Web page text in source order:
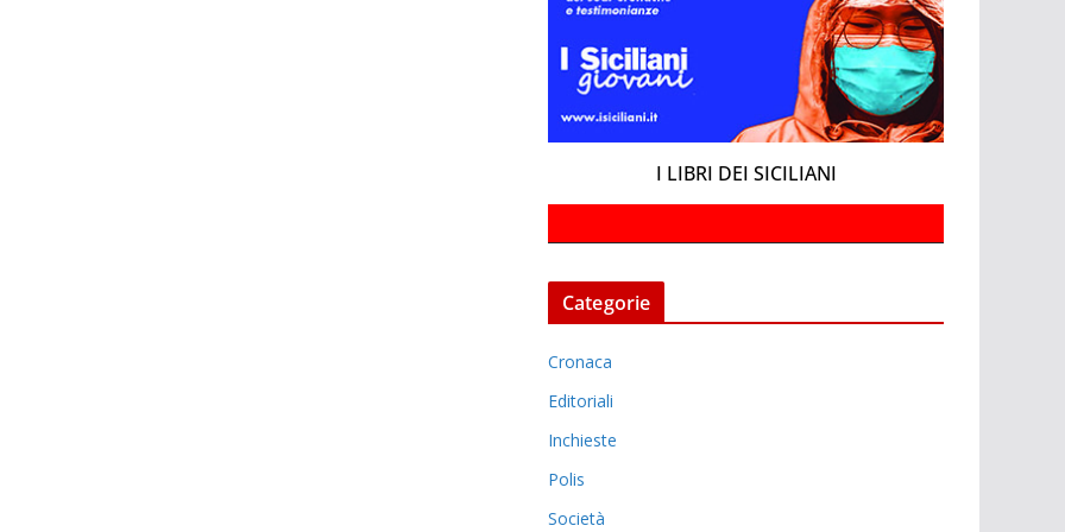
I LIBRI DEI SICILIANI
Categorie
Cronaca
Editoriali
Inchieste
Polis
Società